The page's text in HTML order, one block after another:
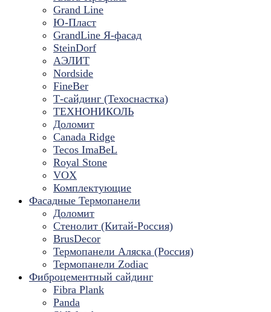
Grand Line
Ю-Пласт
GrandLine Я-фасад
SteinDorf
АЭЛИТ
Nordside
FineBer
Т-сайдинг (Техоснастка)
ТЕХНОНИКОЛЬ
Доломит
Canada Ridge
Tecos ImaBeL
Royal Stone
VOX
Комплектующие
Фасадные Термопанели
Доломит
Стенолит (Китай-Россия)
BrusDecor
Термопанели Аляска (Россия)
Термопанели Zodiac
Фиброцементный сайдинг
Fibra Plank
Panda